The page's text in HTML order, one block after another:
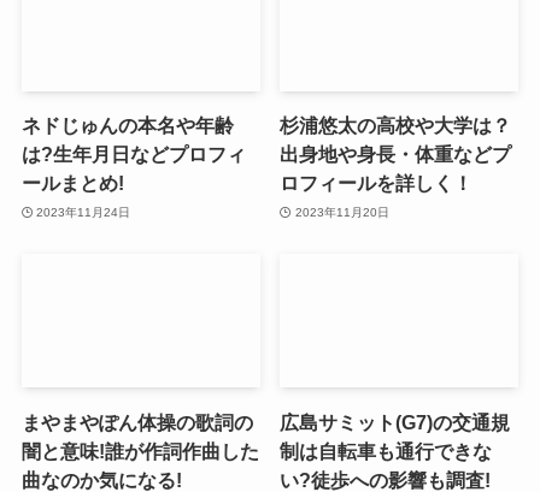
ネドじゅんの本名や年齢
は?生年月日などプロフィ
ールまとめ!
2023年11月24日
杉浦悠太の高校や大学は？
出身地や身長・体重などプ
ロフィールを詳しく！
2023年11月20日
まやまやぽん体操の歌詞の
闇と意味!誰が作詞作曲した
曲なのか気になる!
広島サミット(G7)の交通規
制は自転車も通行できな
い?徒歩への影響も調査!